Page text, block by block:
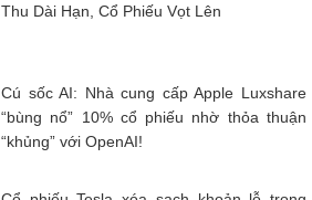
Thu Dài Hạn, Cổ Phiếu Vọt Lên
Cú sốc AI: Nhà cung cấp Apple Luxshare
“bùng nổ” 10% cổ phiếu nhờ thỏa thuận
“khủng” với OpenAI!